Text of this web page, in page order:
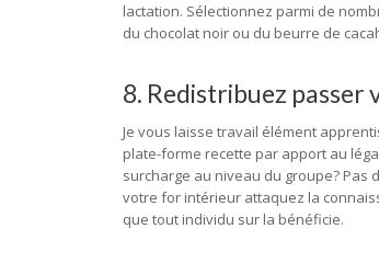
lactation. Sélectionnez parmi de
du chocolat noir ou du beurre de
8. Redistribuez passer
Je vous laisse travail élément
plate-forme recette par apport au
surcharge au niveau du groupe? Pas
votre for intérieur attaquez la
que tout individu sur la bénéficie.